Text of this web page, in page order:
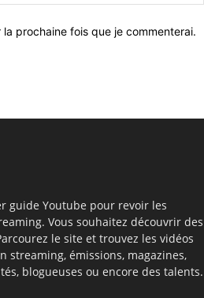
prochaine fois que je commenterai.
guide Youtube pour revoir les
Vous souhaitez découvrir des
le site et trouvez les vidéos
streaming, émissions, magazines,
blogueuses ou encore des talents.